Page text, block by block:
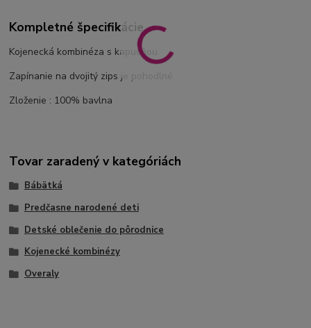
Kompletné špecifikácie
Kojenecká kombinéza s kapucňou
Zapínanie na dvojitý zips je pohodlné
Zloženie : 100% bavlna
Tovar zaradený v kategóriách
Bábätká
Predčasne narodené deti
Detské oblečenie do pôrodnice
Kojenecké kombinézy
Overaly